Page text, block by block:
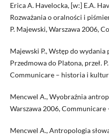
Erica A. Havelocka, [w:] E.A.
Rozważania o oralności i
P. Majewski, Warszawa 2006,
Majewski P., Wstęp do wydania
Przedmowa do Platona, przeł.
Communicare – historia i
Mencwel A., Wyobraźnia
Warszawa 2006,
Mencwel A., Antropologia